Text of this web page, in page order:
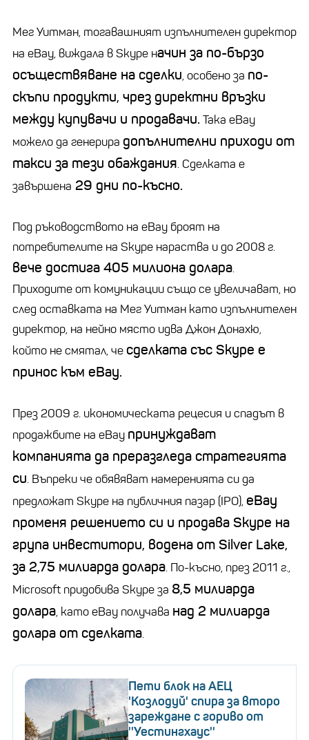
Мег Уитман, тогавашният изпълнителен директор
на eBay, виждала в Skype начин за по-бързо
осъществяване на сделки, особено за по-
скъпи продукти, чрез директни връзки
между купувачи и продавачи. Така eBay
можело да генерира допълнителни приходи от
такси за тези обаждания. Сделката е
завършена 29 дни по-късно.
Под ръководството на eBay броят на
потребителите на Skype нараства и до 2008 г.
вече достига 405 милиона долара.
Приходите от комуникации също се увеличават, но
след оставката на Мег Уитман като изпълнителен
директор, на нейно място идва Джон Донахю,
който не смятал, чесделката със Skype е
принос към eBay.
През 2009 г. икономическата рецесия и спадът в
продажбите на eBay принуждават
компанията да преразгледа стратегията
си. Въпреки че обявяват намеренията си да
предложат Skype на публичния пазар (IPO), eBay
променя решението си и продава Skype на
група инвеститори, водена от Silver Lake,
за 2,75 милиарда долара. По-късно, през 2011 г.,
Microsoft придобива Skype за 8,5 милиарда
долара, като eBay получава над 2 милиарда
долара от сделката.
Пети блок на АЕЦ
'Козлодуй' спира за второ
зареждане с гориво от
''Уестингхаус''